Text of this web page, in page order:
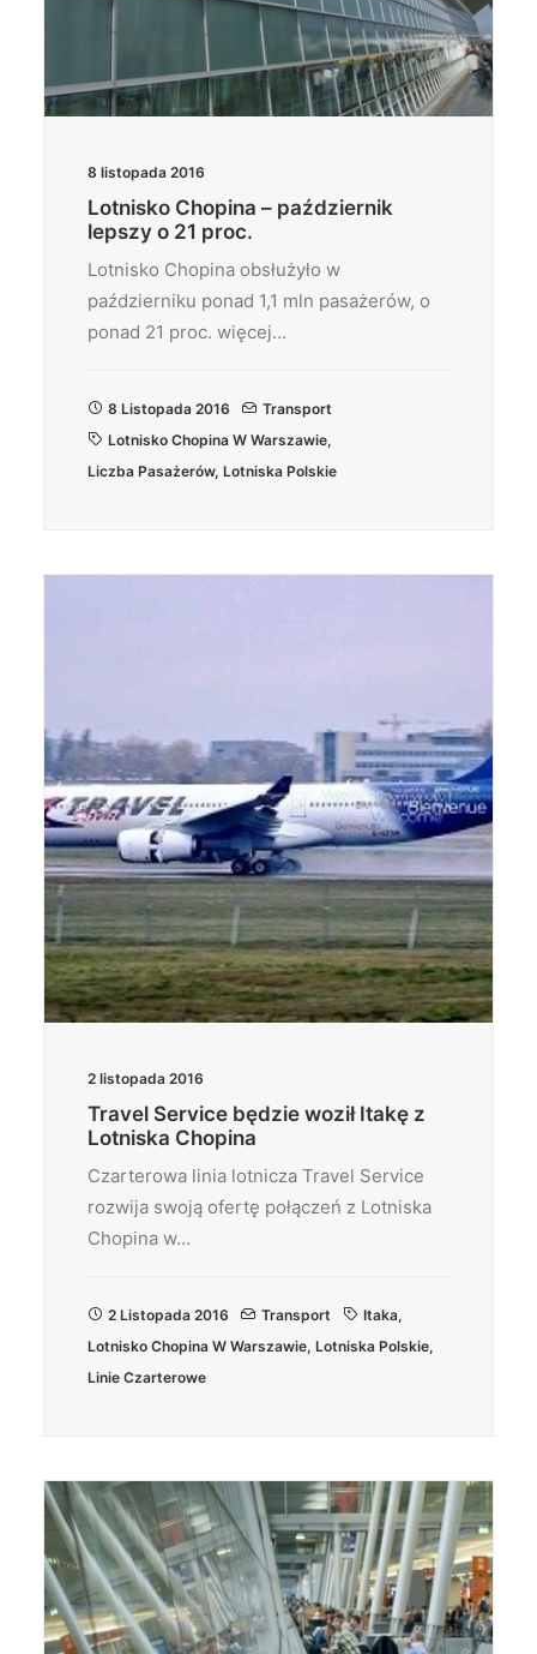
8 listopada 2016
Lotnisko Chopina – październik
lepszy o 21 proc.
Lotnisko Chopina obsłużyło w
październiku ponad 1,1 mln pasażerów, o
ponad 21 proc. więcej…
8 Listopada 2016
Transport
Lotnisko Chopina W Warszawie,
Liczba Pasażerów, Lotniska Polskie
2 listopada 2016
Travel Service będzie woził Itakę z
Lotniska Chopina
Czarterowa linia lotnicza Travel Service
rozwija swoją ofertę połączeń z Lotniska
Chopina w…
2 Listopada 2016 Transport Itaka,
Lotnisko Chopina W Warszawie, Lotniska Polskie,
Linie Czarterowe